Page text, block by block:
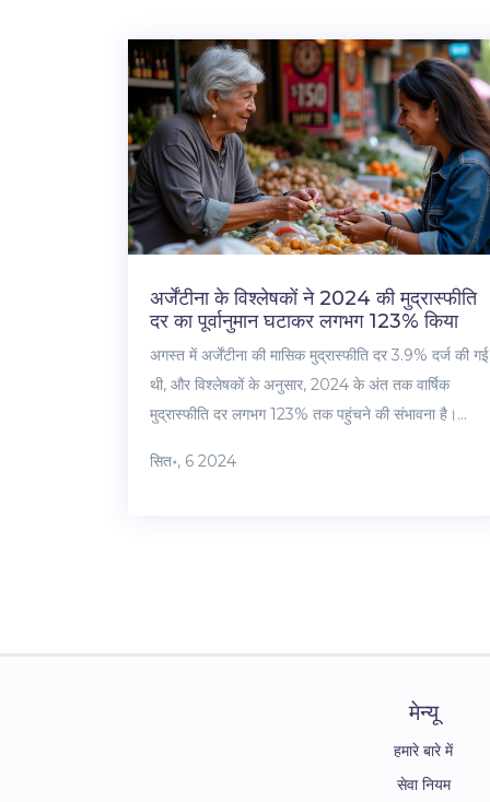
अर्जेंटीना के विश्लेषकों ने 2024 की मुद्रास्फीति
दर का पूर्वानुमान घटाकर लगभग 123% किया
अगस्त में अर्जेंटीना की मासिक मुद्रास्फीति दर 3.9% दर्ज की गई
थी, और विश्लेषकों के अनुसार, 2024 के अंत तक वार्षिक
मुद्रास्फीति दर लगभग 123% तक पहुंचने की संभावना है।
की कमी दर्शाता है।
सित॰, 6 2024
मेन्यू
हमारे बारे में
सेवा नियम